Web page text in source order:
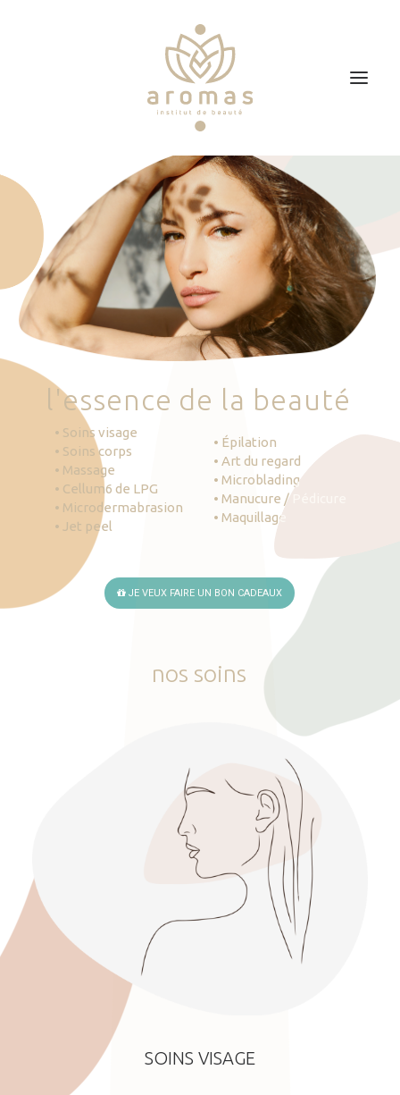
Soins
Je veux faire un bon cadeau
Plan d’accès
Prendre RDV
'essence de la beauté
• Soins visage
• Soins corps
• Massage
• Cellum6 de LPG
• Microdermabrasion
• Jet peel
• Épilation
• Art du regard
• Microblading
• Manucure / Pédicure
• Maquillage
JE VEUX FAIRE UN BON CADEAUX
nos soins
SOINS VISAGE